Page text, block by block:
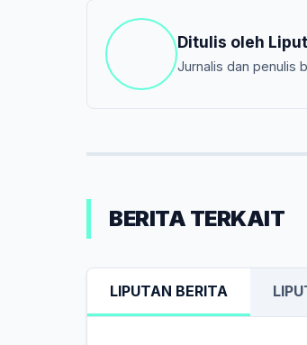
Ditulis oleh
Jurnalis dan penulis
BERITA TERKAIT
LIPUTAN BERITA